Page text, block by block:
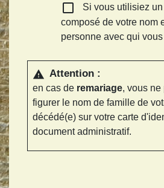
check_box_outline_blank
Si vous utilisiez
composé de votre nom
personne avec qui
warning Attention :
en cas de remariage, vous
figurer le nom de famille de
décédé(e) sur votre carte
document administratif.